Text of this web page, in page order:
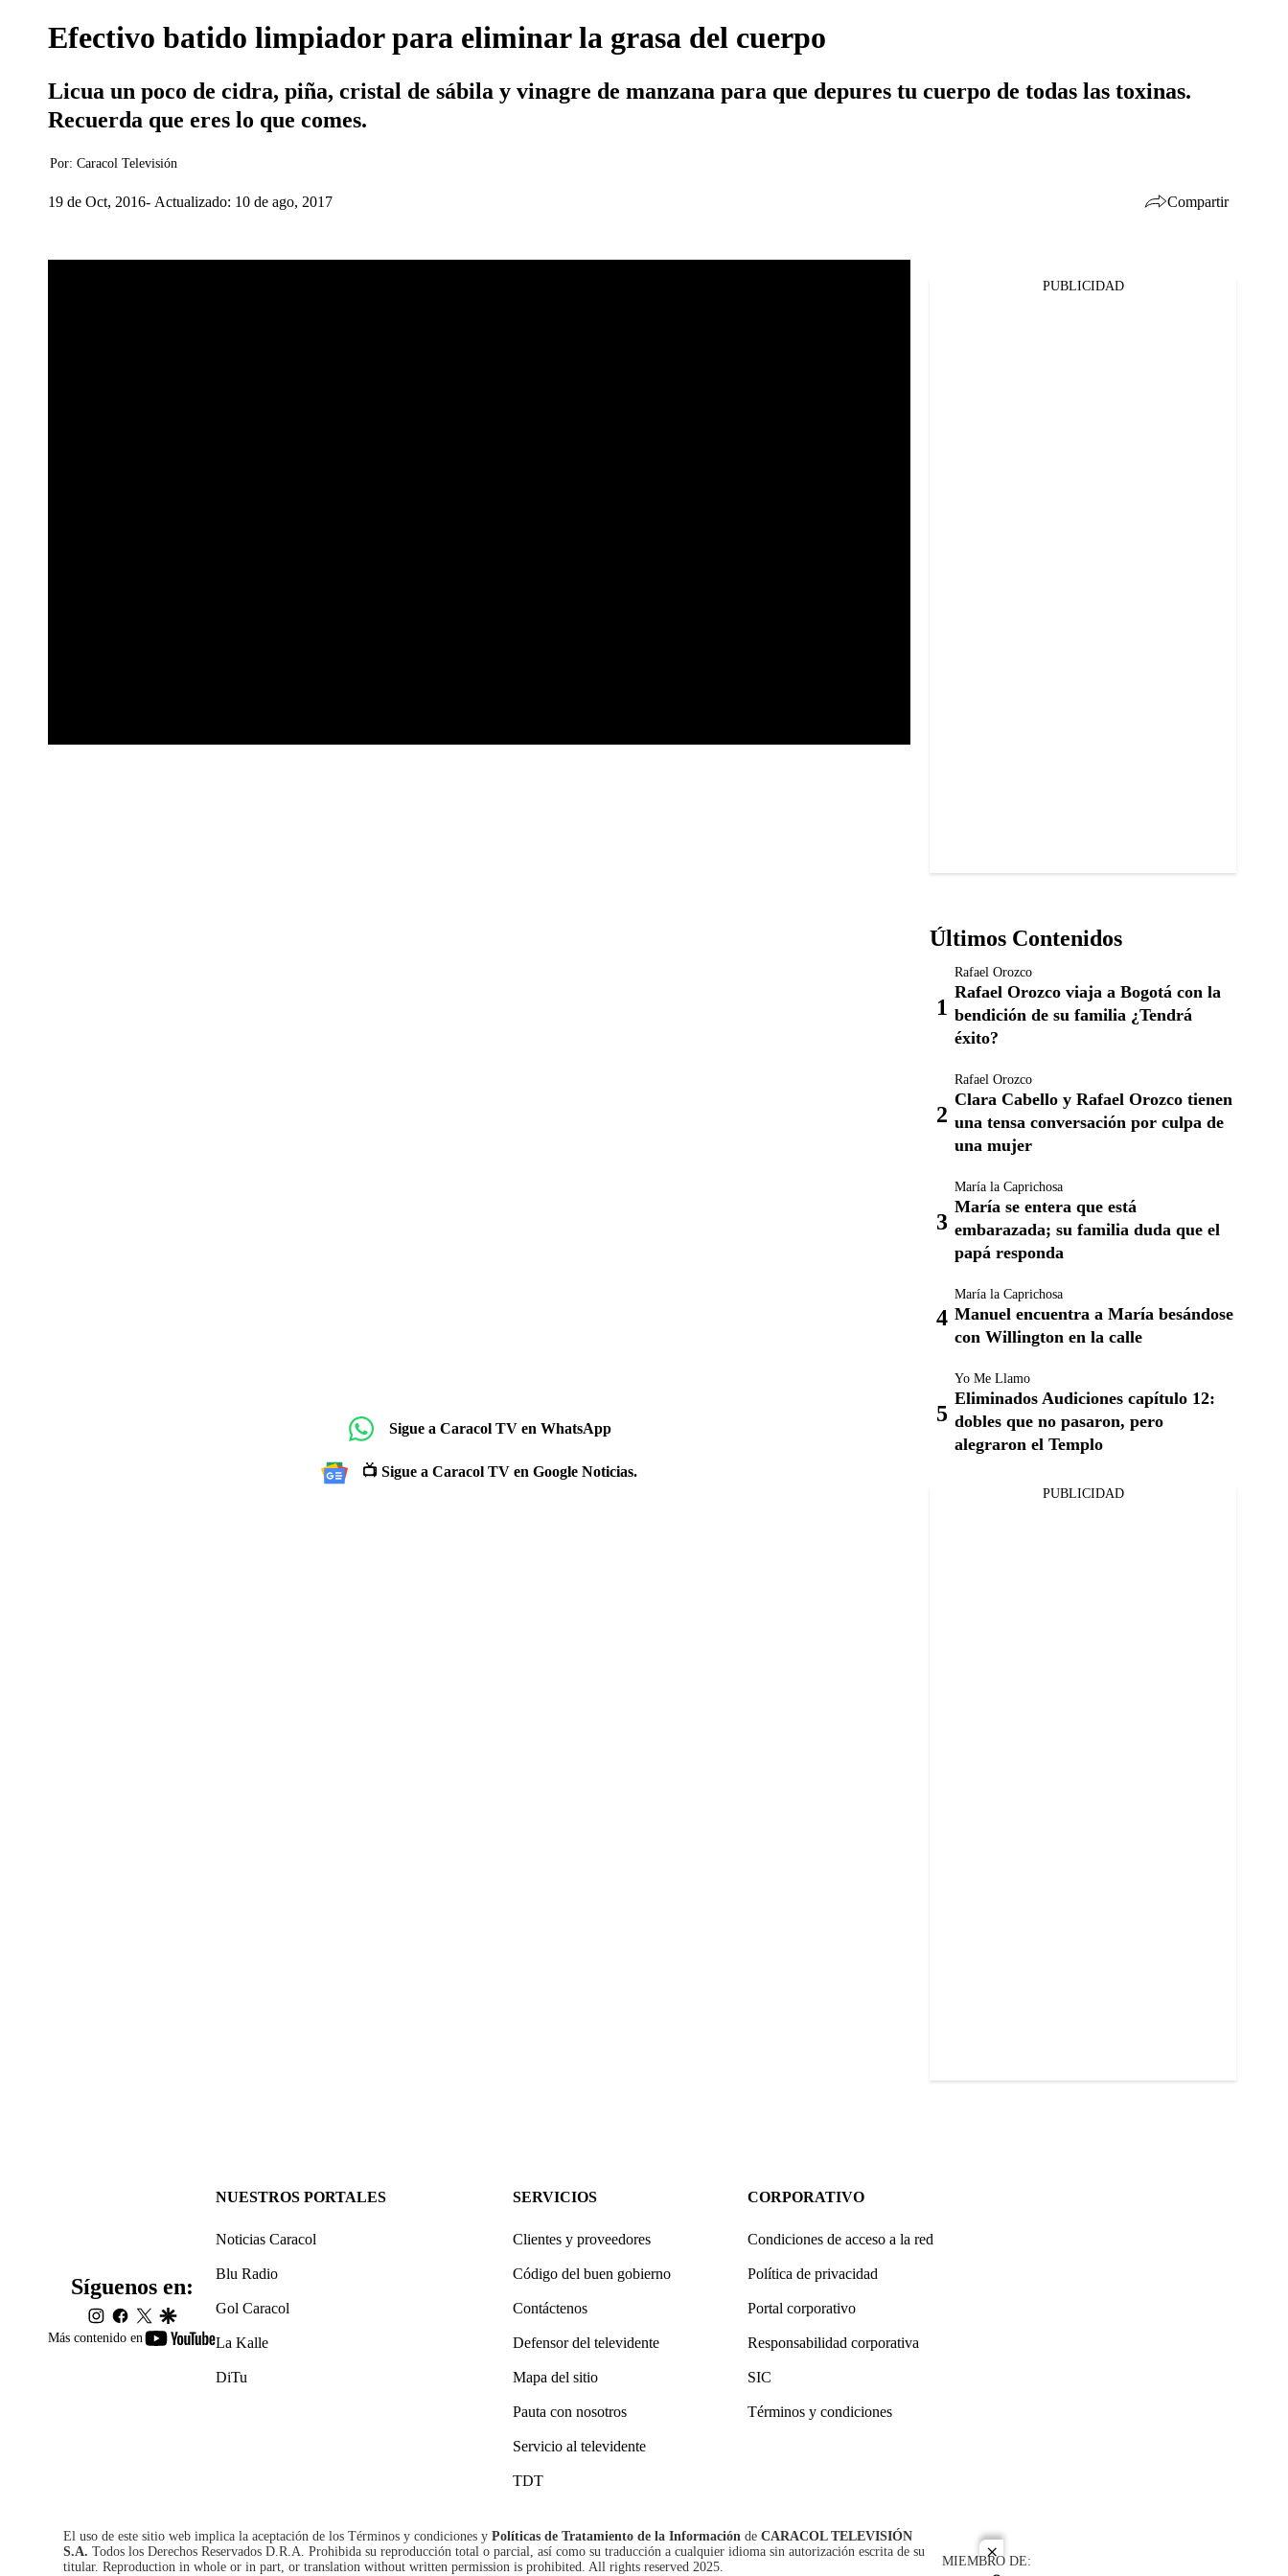
close
Efectivo batido limpiador para eliminar la grasa del cuerpo
Licua un poco de cidra, piña, cristal de sábila y vinagre de manzana para que depures tu cuerpo de todas las toxinas.
Recuerda que eres lo que comes.
Por: Caracol Televisión
19 de Oct, 2016 Actualizado: 10 de ago, 2017 Compartir
Sigue a Caracol TV en WhatsApp
📺 Sigue a Caracol TV en Google Noticias.
PUBLICIDAD
Últimos Contenidos
Rafael Orozco
Rafael Orozco viaja a Bogotá con la
bendición de su familia ¿Tendrá
éxito?
Rafael Orozco
Clara Cabello y Rafael Orozco tienen
una tensa conversación por culpa de
una mujer
María la Caprichosa
María se entera que está
embarazada; su familia duda que el
papá responda
María la Caprichosa
Manuel encuentra a María besándose
con Willington en la calle
Yo Me Llamo
Eliminados Audiciones capítulo 12:
dobles que no pasaron, pero
alegraron el Templo
PUBLICIDAD
Más contenido en
youtube-
Síguenos en:
instagram
facebook
twittergoogle
NUESTROS PORTALES
Noticias Caracol
Blu Radio
Gol Caracol
La Kalle
DiTu
SERVICIOS
Clientes y proveedores
Código del buen gobierno
Contáctenos
Defensor del televidente
Mapa del sitio
Pauta con nosotros
Servicio al televidente
TDT
CORPORATIVO
Condiciones de acceso a la red
Política de privacidad
Portal corporativo
Responsabilidad corporativa
SIC
Términos y condiciones
El uso de este sitio web implica la aceptación de los Términos y condiciones y Políticas de Tratamiento de la Información de CARACOL TELEVISIÓN
S.A. Todos los Derechos Reservados D.R.A. Prohibida su reproducción total o parcial, así como su traducción a cualquier idioma sin autorización escrita de su
titular. Reproduction in whole or in part, or translation without written permission is prohibited. All rights reserved 2025.
MIEMBRO DE: